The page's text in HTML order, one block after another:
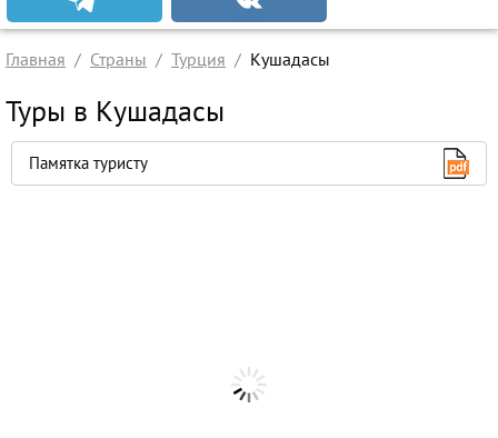
Вьетнам
Египет
Главная Страны Турция Кушадасы
Туры в Кушадасы
Памятка туристу